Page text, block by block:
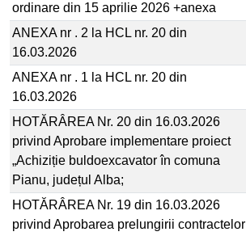
ordinare din 15 aprilie 2026 +anexa
ANEXA nr . 2 la HCL nr. 20 din
16.03.2026
ANEXA nr . 1 la HCL nr. 20 din
16.03.2026
HOTĂRÂREA Nr. 20 din 16.03.2026
privind Aprobare implementare proiect
„Achiziție buldoexcavator în comuna
Pianu, județul Alba;
HOTĂRÂREA Nr. 19 din 16.03.2026
privind Aprobarea prelungirii contractelor